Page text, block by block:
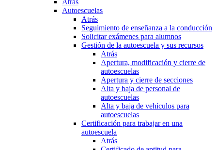
Atrás
Autoescuelas
Atrás
Seguimiento de enseñanza a la conducción
Solicitar exámenes para alumnos
Gestión de la autoescuela y sus recursos
Atrás
Apertura, modificación y cierre de
autoescuelas
Apertura y cierre de secciones
Alta y baja de personal de
autoescuelas
Alta y baja de vehículos para
autoescuelas
Certificación para trabajar en una
autoescuela
Atrás